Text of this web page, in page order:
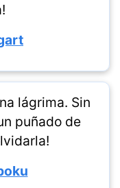
lágrima. Sin
puñado de